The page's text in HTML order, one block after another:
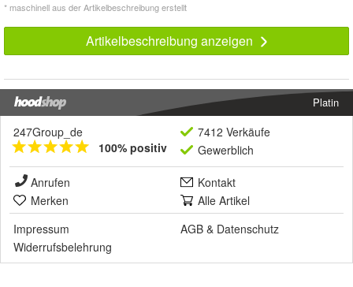
* maschinell aus der Artikelbeschreibung erstellt
Artikelbeschreibung anzeigen
Platin
247Group_de
100% positiv
7412 Verkäufe
Gewerblich
Anrufen
Kontakt
Merken
Alle Artikel
Impressum
AGB & Datenschutz
Widerrufsbelehrung